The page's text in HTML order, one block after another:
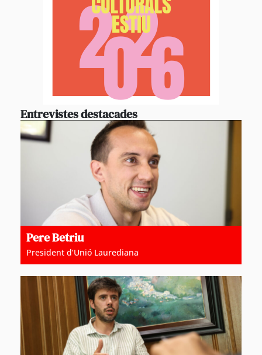
Entrevistes destacades
Pere Betriu
President d’Unió Laurediana